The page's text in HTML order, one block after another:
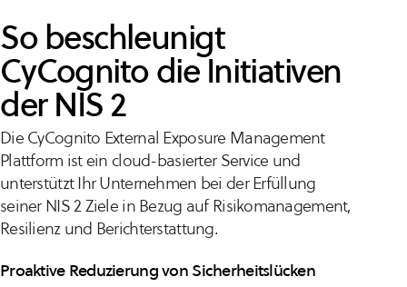
So beschleunigt
CyCognito die Initiativen
der NIS 2
Die CyCognito External Exposure Management
Plattform ist ein cloud-basierter Service und
unterstützt Ihr Unternehmen bei der Erfüllung
seiner NIS 2 Ziele in Bezug auf Risikomanagement,
Resilienz und Berichterstattung.
Proaktive Reduzierung von Sicherheitslücken